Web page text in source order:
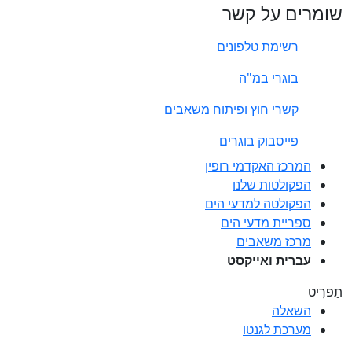
שומרים על קשר
רשימת טלפונים
בוגרי במ"ה
קשרי חוץ ופיתוח משאבים
פייסבוק בוגרים
המרכז האקדמי רופין
הפקולטות שלנו
הפקולטה למדעי הים
ספריית מדעי הים
מרכז משאבים
עברית ואייקסט
תַפרִיט
השאלה
מערכת לגנטו